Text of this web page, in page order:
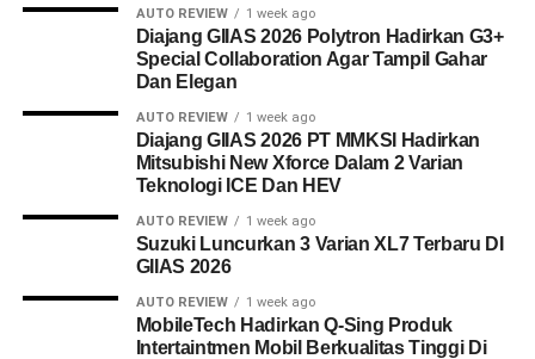
AUTO REVIEW 1 week ago
Diajang GIIAS 2026 Polytron Hadirkan G3+
Special Collaboration Agar Tampil Gahar
Dan Elegan
AUTO REVIEW 1 week ago
Diajang GIIAS 2026 PT MMKSI Hadirkan
Mitsubishi New Xforce Dalam 2 Varian
Teknologi ICE Dan HEV
AUTO REVIEW 1 week ago
Suzuki Luncurkan 3 Varian XL7 Terbaru DI
GIIAS 2026
AUTO REVIEW 1 week ago
MobileTech Hadirkan Q-Sing Produk
Intertaintmen Mobil Berkualitas Tinggi Di